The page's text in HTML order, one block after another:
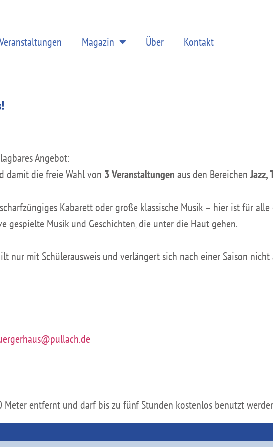
Veranstaltungen Magazin Über Kontakt
Angebot:
damit die freie Wahl von 3 Veranstaltungen aus den BereichenJazz,
Kabarett oder große klassische Musik – hier ist für alle
gespielte Musik und Geschichten, die unter die Haut gehen.
nur mit Schülerausweis und verlängert sich nach einer Saison nicht
Meter entfernt und darf bis zu fünf Stunden kostenlos benutzt